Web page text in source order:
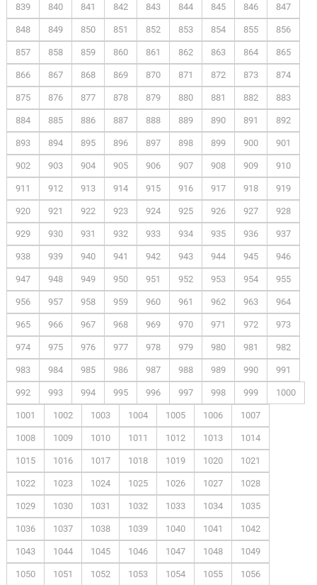
839 840 841 842 843 844 845 846 847
848 849 850 851 852 853 854 855 856
857 858 859 860 861 862 863 864 865
866 867 868 869 870 871 872 873 874
875 876 877 878 879 880 881 882 883
884 885 886 887 888 889 890 891 892
893 894 895 896 897 898 899 900 901
902 903 904 905 906 907 908 909 910
911 912 913 914 915 916 917 918 919
920 921 922 923 924 925 926 927 928
929 930 931 932 933 934 935 936 937
938 939 940 941 942 943 944 945 946
947 948 949 950 951 952 953 954 955
956 957 958 959 960 961 962 963 964
965 966 967 968 969 970 971 972 973
974 975 976 977 978 979 980 981 982
983 984 985 986 987 988 989 990 991
992 993 994 995 996 997 998 999 1000
1001 1002 1003 1004 1005 1006 1007
1008 1009 1010 1011 1012 1013 1014
1015 1016 1017 1018 1019 1020 1021
1022 1023 1024 1025 1026 1027 1028
1029 1030 1031 1032 1033 1034 1035
1036 1037 1038 1039 1040 1041 1042
1043 1044 1045 1046 1047 1048 1049
1050 1051 1052 1053 1054 1055 1056